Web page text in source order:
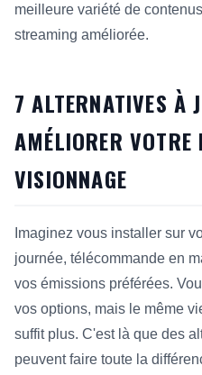
meilleure variété de
streaming améliorée.
7 ALTERNATIVES À
AMÉLIORER VOTRE
VISIONNAGE
Imaginez vous installer sur
journée, télécommande en
vos émissions préférées.
vos options, mais le même
suffit plus. C'est là que des
peuvent faire toute la